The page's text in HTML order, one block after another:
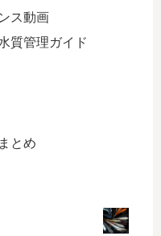
ス動画
質管理ガイド
とめ